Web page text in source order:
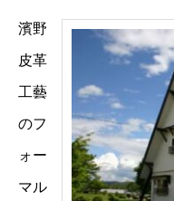
濱野
皮革
工藝
のフ
ォー
マル